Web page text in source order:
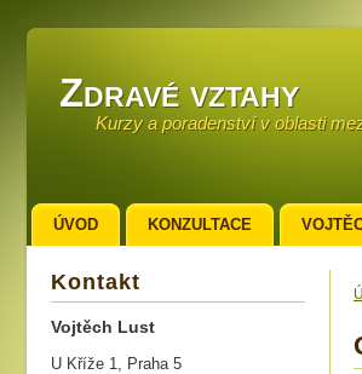
Zdravé vztahy
Kurzy a poradenství v oblasti
Kontakt
Vojtěch Lust
U Kříže 1, Praha 5
ÚVOD KONZULTACE